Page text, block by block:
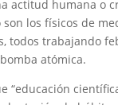
actitud humana o
los físicos de
todos trabajando
atómica.
“educación